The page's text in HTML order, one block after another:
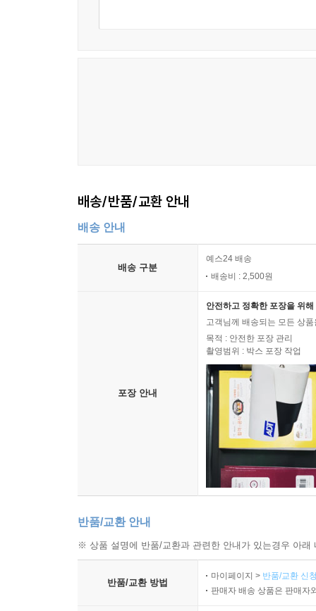
배송/반품/교환 안내
배송 안내
배송 구분
예스24 배송
배송비 : 2,500원
포장 안내
안전하고 정확한 포장을 위
고객님께 배송되는 모든 상
목적 : 안전한 포장 관리
촬영범위 : 박스 포장 작업
반품/교환 안내
※ 상품 설명에 반품/교환과 관련한 안내가 있는경우 아
반품/교환 방법
마이페이지 > 반품/교환 신
판매자 배송 상품은 판매자